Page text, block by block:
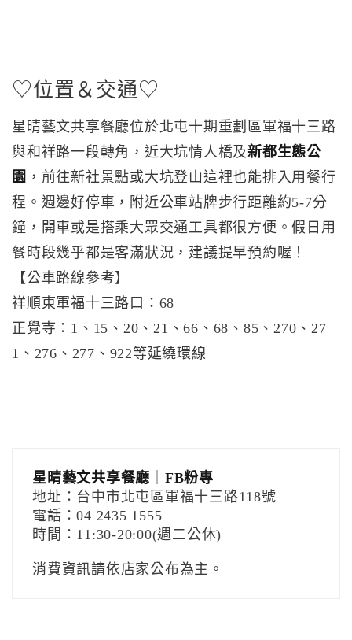
♡位置＆交通♡
星晴藝文共享餐廳位於北屯十期重劃區軍福十三路
與和祥路一段轉角，近大坑情人橋及新都生態公
園 ，前往新社景點或大坑登山這裡也能排入用餐行
程。週邊好停車，附近公車站牌步行距離約5-7分
鐘，開車或是搭乘大眾交通工具都很方便。假日用
餐時段幾乎都是客滿狀況，建議提早預約喔！
【公車路線參考】
祥順東軍福十三路口：68
正覺寺：1、15、20、21、66、68、85、270、27
1、276、277、922等延繞環線
星晴藝文共享餐廳
FB粉專
地址：台中市北屯區軍福十三路118號
電話：04 2435 1555
時間：11:30-20:00(週二公休)
消費資訊請依店家公布為主。